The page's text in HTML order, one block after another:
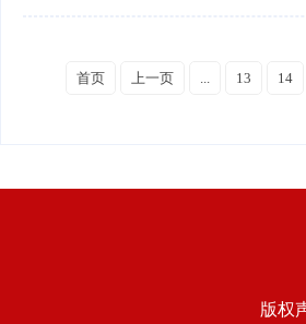
首页 上一页 ... 13 14
版权